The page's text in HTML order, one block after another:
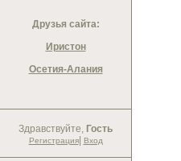
Друзья сайта:
Иристон
Осетия-Алания
Здравствуйте, Гость
Регистрация| Вход